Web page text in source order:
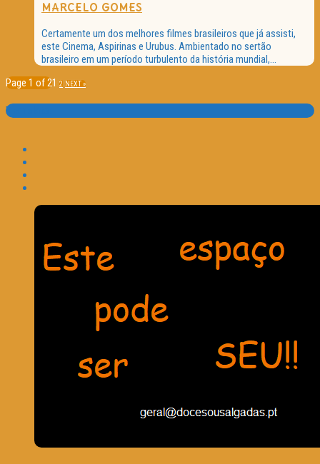
MARCELO GOMES
Certamente um dos melhores filmes brasileiros que já assisti,
este Cinema, Aspirinas e Urubus. Ambientado no sertão
brasileiro em um período turbulento da história mundial,...
Page 1 of 21 2 NEXT »
Translate: